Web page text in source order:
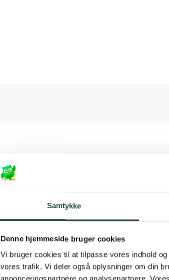
Samtykke
Denne hjemmeside bruger cookies
Vi bruger cookies til at tilpasse vores indhold
vores trafik. Vi deler også oplysninger om din